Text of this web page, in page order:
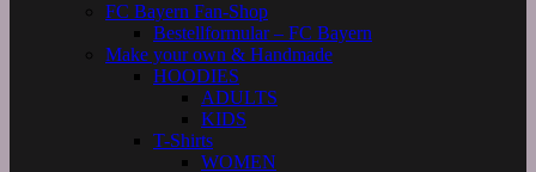
FC Bayern Fan-Shop
Bestellformular – FC Bayern
Make your own & Handmade
HOODIES
ADULTS
KIDS
T-Shirts
WOMEN